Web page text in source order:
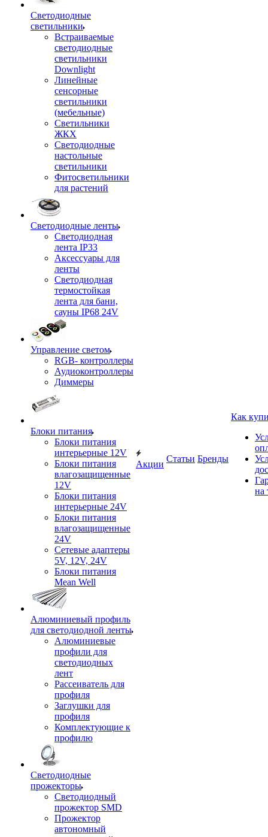
Светодиодные
светильники
Встраиваемые
светодиодные
светильники
Downlight
Линейные
сенсорные
светильники
(мебельные)
Светильники
ЖКХ
Светодиодные
настольные
светильники
Фитосветильники
для растений
Светодиодные ленты
Светодиодная
лента IP33
Аксессуары для
ленты
Светодиодная
термостойкая
лента для бани,
сауны IP68 24V
Управление светом
RGB- контроллеры
Аудиоконтроллеры
Диммеры
Блоки питания
Блоки питания
интерьерные 12V
Блоки питания
влагозащищенные
12V
Блоки питания
интерьерные 24V
Блоки питания
влагозащищенные
24V
Сетевые адаптеры
5V, 12V, 24V
Блоки питания
Mean Well
Алюминиевый профиль
для светодиодной ленты
Алюминиевые
профили для
светодиодных
лент
Рассеиватель для
профиля
Заглушки для
профиля
Комплектующие к
профилю
Светодиодные
прожекторы
Светодиодный
прожектор SMD
Прожектор
автономный
Акции
Статьи Бренды
Как
на